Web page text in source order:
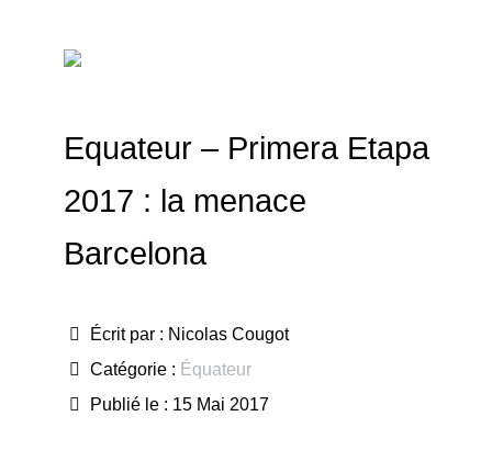
Equateur – Primera Etapa
2017 : la menace
Barcelona
Écrit par : Nicolas Cougot
Catégorie : Équateur
Publié le : 15 Mai 2017